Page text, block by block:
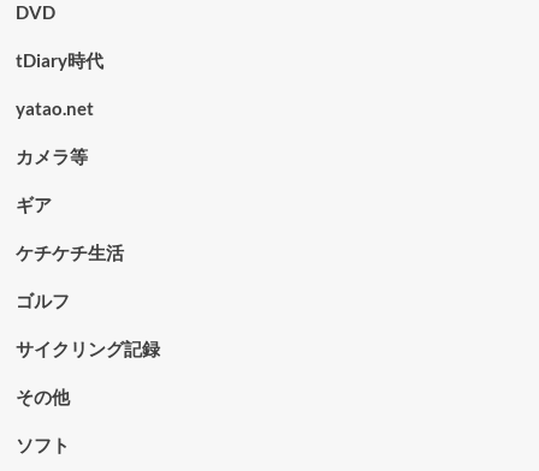
DVD
tDiary時代
yatao.net
カメラ等
ギア
ケチケチ生活
ゴルフ
サイクリング記録
その他
ソフト